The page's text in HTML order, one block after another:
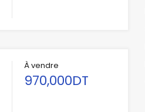
À vendre
970,000DT